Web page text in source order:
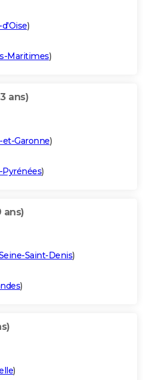
d'Oise)
Maritimes)
ans)
et-Garonne)
Pyrénées)
ans)
Saint-Denis)
)
)